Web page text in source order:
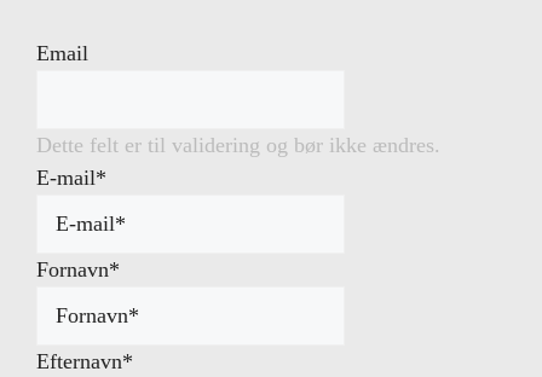
Email
Dette felt er til validering og bør ikke ændres.
E-mail*
Fornavn*
Efternavn*